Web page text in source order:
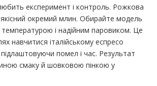
експеримент і контроль. Рожкова
окремий млин. Обирайте модель
температурою і надійним паровиком. Це
навчитися італійському еспресо
помел і час. Результат
смаку й шовковою пінкою у